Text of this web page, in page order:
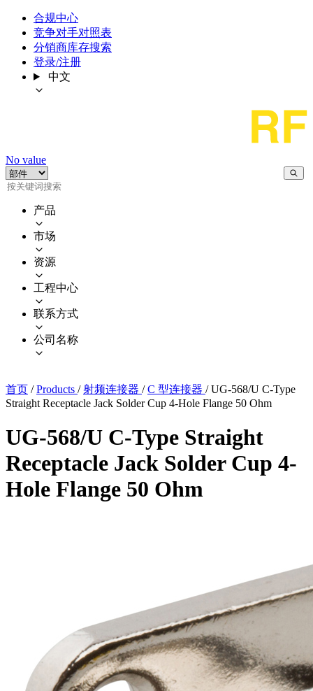
合规中心
竞争对手对照表
分销商库存搜索
登录/注册
中文
No value
产品
市场
资源
工程中心
联系方式
公司名称
首页 / Products / 射频连接器 / C 型连接器 / UG-568/U C-Type
Straight Receptacle Jack Solder Cup 4-Hole Flange 50 Ohm
UG-568/U C-Type Straight
Receptacle Jack Solder Cup 4-
Hole Flange 50 Ohm